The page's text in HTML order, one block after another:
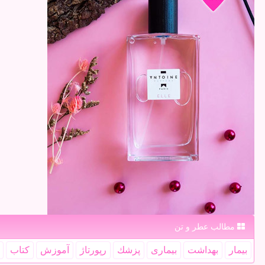
مطالب عطر و تن
بیمار بهداشت بیماری پزشك رپورتاژ آموزش كتاب